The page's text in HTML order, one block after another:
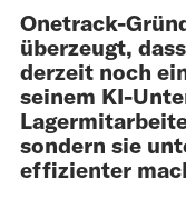
Onetrack-
überzeugt,
derzeit noch
seinem KI-
sondern sie
effizienter